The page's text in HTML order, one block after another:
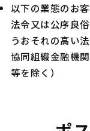
以下の業態のお
法令又は公序良
うおそれの高い
協同組織金融機
等を除く）